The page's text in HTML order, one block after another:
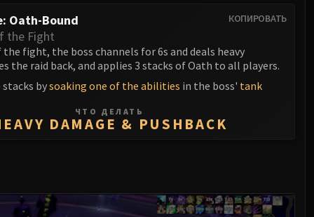
КОПИРОВАТЬ
Oath-Bound
the Fight
fight, the boss channels for 6s and deals heavy
the raid back, and applies 3 stacks of Oath to all players.
stacks bysoaking one of the abilities in the boss' tank
ЧТО ДЕЛАТЬ
DAMAGE & PUSHBACK